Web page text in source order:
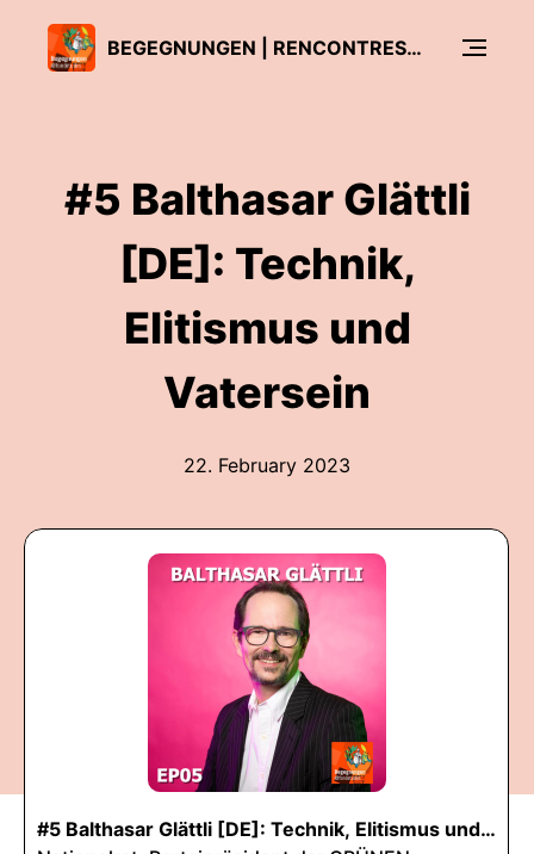
BEGEGNUNGEN | RENCONTRES | INCONTRI @FONDETUDES
#5 Balthasar Glättli
[DE]: Technik,
Elitismus und
Vatersein
22. February 2023